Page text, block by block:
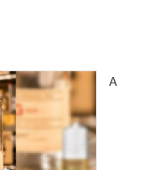
A